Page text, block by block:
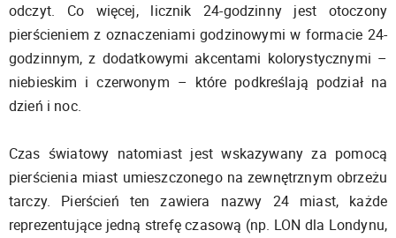
odczyt. Co więcej, licznik 24-godzinny jest otoczony
pierścieniem z oznaczeniami godzinowymi w formacie 24-
godzinnym, z dodatkowymi akcentami kolorystycznymi –
niebieskim i czerwonym – które podkreślają podział na
dzień i noc.
Czas światowy natomiast jest wskazywany za pomocą
pierścienia miast umieszczonego na zewnętrznym obrzeżu
tarczy. Pierścień ten zawiera nazwy 24 miast, każde
reprezentujące jedną strefę czasową (np. LON dla Londynu,